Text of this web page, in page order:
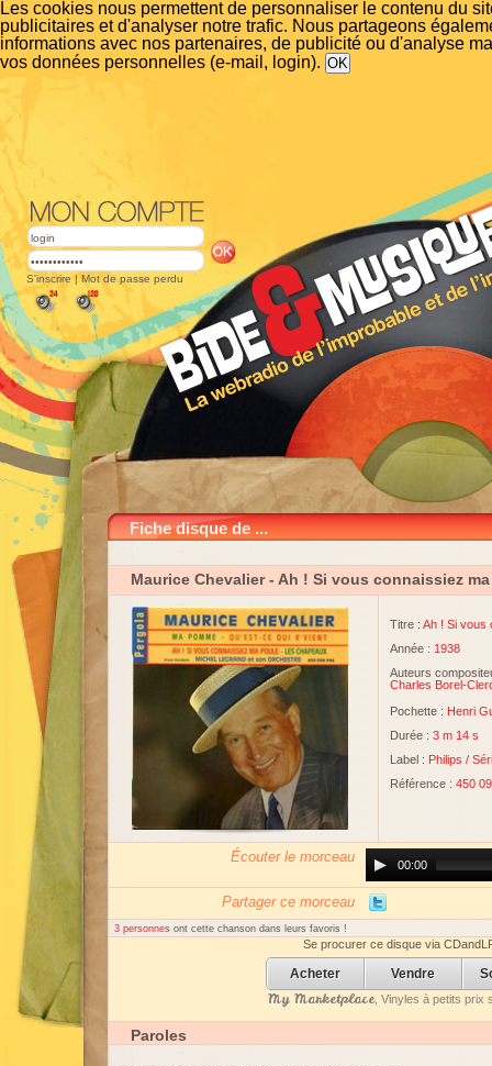
Les cookies nous permettent de personnaliser le contenu du
publicitaires et d'analyser notre trafic. Nous partageons
informations avec nos partenaires, de publicité ou d'analyse
vos données personnelles (e-mail, login).
S'inscrire | Mot de passe perdu
Fiche disque de ...
Maurice Chevalier- Ah ! Si vous connaissiez
Titre : Ah ! Si vous
Année : 1938
Auteurs
Charles Borel-
Pochette : Henri
Durée : 3 m 14 s
Label : Philips /
Référence : 450
Écouter le morceau
Player00:00
Partager ce morceau
3 personnes ont cette chanson dans leurs favoris !
Se procurer ce disque via
Acheter Vendre
My Marketplace, Vinyles à petits prix
Paroles